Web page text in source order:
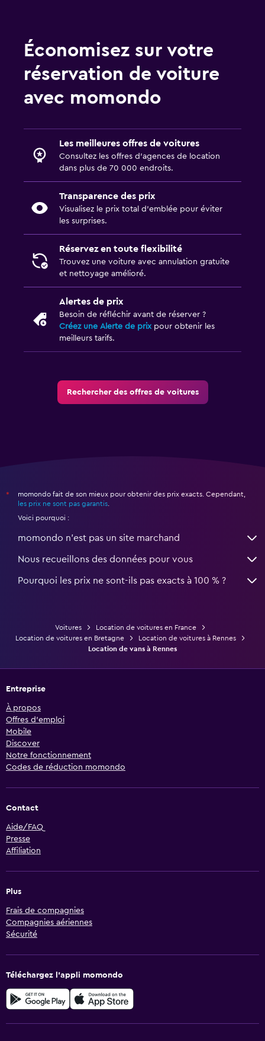
Économisez sur votre
réservation de voiture
avec momondo
Les meilleures offres de voitures
Consultez les offres d’agences de location
dans plus de 70 000 endroits.
Transparence des prix
Visualisez le prix total d’emblée pour éviter
les surprises.
Réservez en toute flexibilité
Trouvez une voiture avec annulation gratuite
et nettoyage amélioré.
Alertes de prix
Besoin de réfléchir avant de réserver ?
Créez une Alerte de prixpour obtenir les
meilleurs tarifs.
Rechercher des offres de voitures
*
momondo fait de son mieux pour obtenir des prix exacts. Cependant,
les prix ne sont pas garantis
Voici pourquoi :
momondo n'est pas un site marchand
Nous recueillons des données pour vous
Pourquoi les prix ne sont-ils pas exacts à 100 % ?
Voitures
Location de voitures en France
Location de voitures en Bretagne
Location de voitures à Rennes
Location de vans à Rennes
Entreprise
À propos
Offres d’emploi
Mobile
Discover
Notre fonctionnement
Codes de réduction momondo
Contact
Aide/FAQ
Presse
Affiliation
Plus
Frais de compagnies
Compagnies aériennes
Sécurité
Téléchargez l’appli momondo